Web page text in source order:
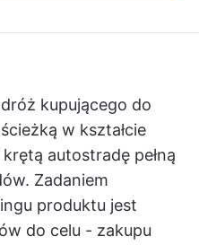
kupującego do
w kształcie
autostradę pełną
Zadaniem
produktu jest
do celu - zakupu